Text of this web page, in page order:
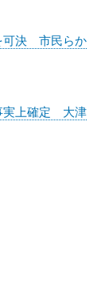
可決 市民らか
実上確定 大津